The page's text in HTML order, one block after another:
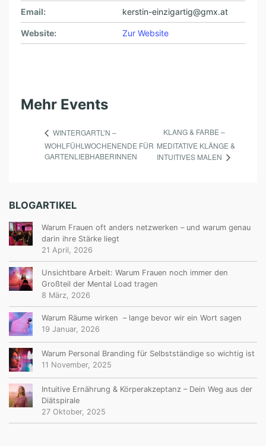
Email: kerstin-einzigartig@gmx.at
Website: Zur Website
Mehr Events
WINTERGARTL’N –
WOHLFÜHLWOCHENENDE FÜR
GARTENLIEBHABERINNEN
KLANG & FARBE –
MEDITATIVE KLÄNGE &
INTUITIVES MALEN
BLOGARTIKEL
Warum Frauen oft anders netzwerken – und warum genau
darin ihre Stärke liegt
21 April, 2026
Unsichtbare Arbeit: Warum Frauen noch immer den
Großteil der Mental Load tragen
8 März, 2026
Warum Räume wirken – lange bevor wir ein Wort sagen
19 Januar, 2026
Warum Personal Branding für Selbstständige so wichtig ist
11 November, 2025
Intuitive Ernährung & Körperakzeptanz – Dein Weg aus der
Diätspirale
27 Oktober, 2025